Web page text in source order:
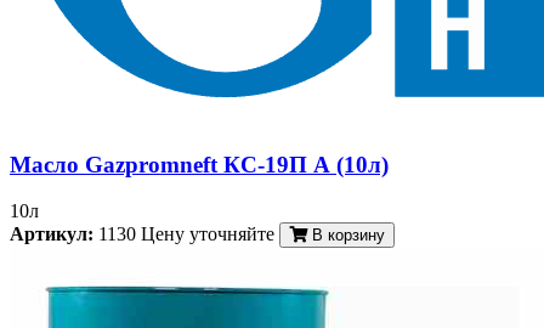
Масло Gazpromneft КС-19П А (10л)
10л
Артикул: 1130 Цену уточняйте В корзину